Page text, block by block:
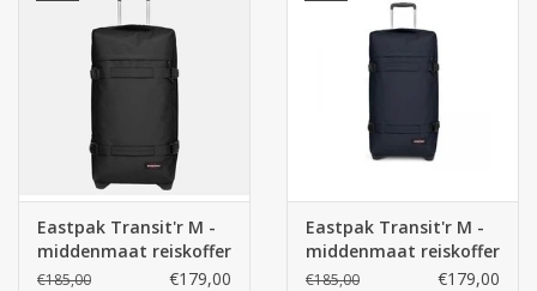
Eastpak Transit'r M -
middenmaat reiskoffer
- Black
€185,00 €179,00
Eastpak Transit'r M -
middenmaat reiskoffer
- Ultra Marine
€185,00 €179,00